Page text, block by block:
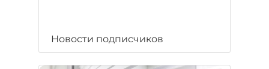
Новости подписчиков